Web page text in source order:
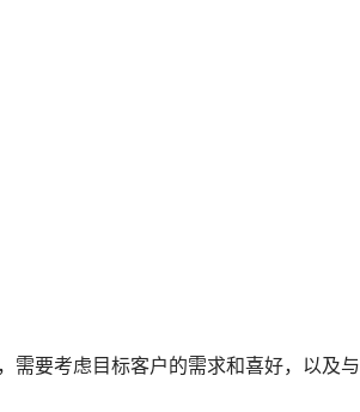
需要考虑目标客户的需求和喜好，以及